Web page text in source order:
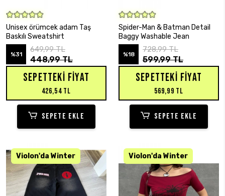
SEPETE EKLE
Unisex örümcek adam Taş
Baskılı Sweatshirt
%31
649,99 TL
448,99 TL
SEPETTEKI FIYAT
426,54 TL
SEPETE EKLE
SEPETE EKLE
Spider-Man & Batman Detail
Baggy Washable Jean
%18
728,99 TL
599,99 TL
SEPETTEKI FIYAT
569,99 TL
SEPETE EKLE